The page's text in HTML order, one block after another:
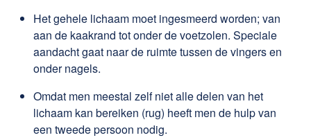
Het gehele lichaam moet ingesmeerd worden; van
aan de kaakrand tot onder de voetzolen. Speciale
aandacht gaat naar de ruimte tussen de vingers en
onder nagels.
Omdat men meestal zelf niet alle delen van het
lichaam kan bereiken (rug) heeft men de hulp van
een tweede persoon nodig.